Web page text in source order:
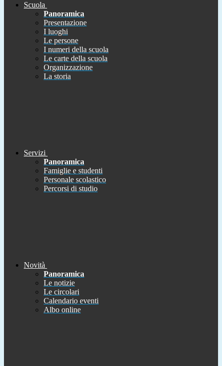
Scuola
Panoramica
Presentazione
I luoghi
Le persone
I numeri della scuola
Le carte della scuola
Organizzazione
La storia
Servizi
Panoramica
Famiglie e studenti
Personale scolastico
Percorsi di studio
Novità
Panoramica
Le notizie
Le circolari
Calendario eventi
Albo online